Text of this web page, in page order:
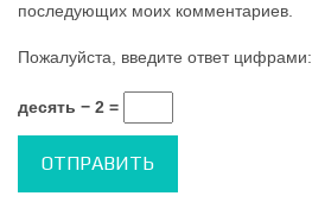
последующих моих комментариев.
Пожалуйста, введите ответ цифрами:
десять − 2 =